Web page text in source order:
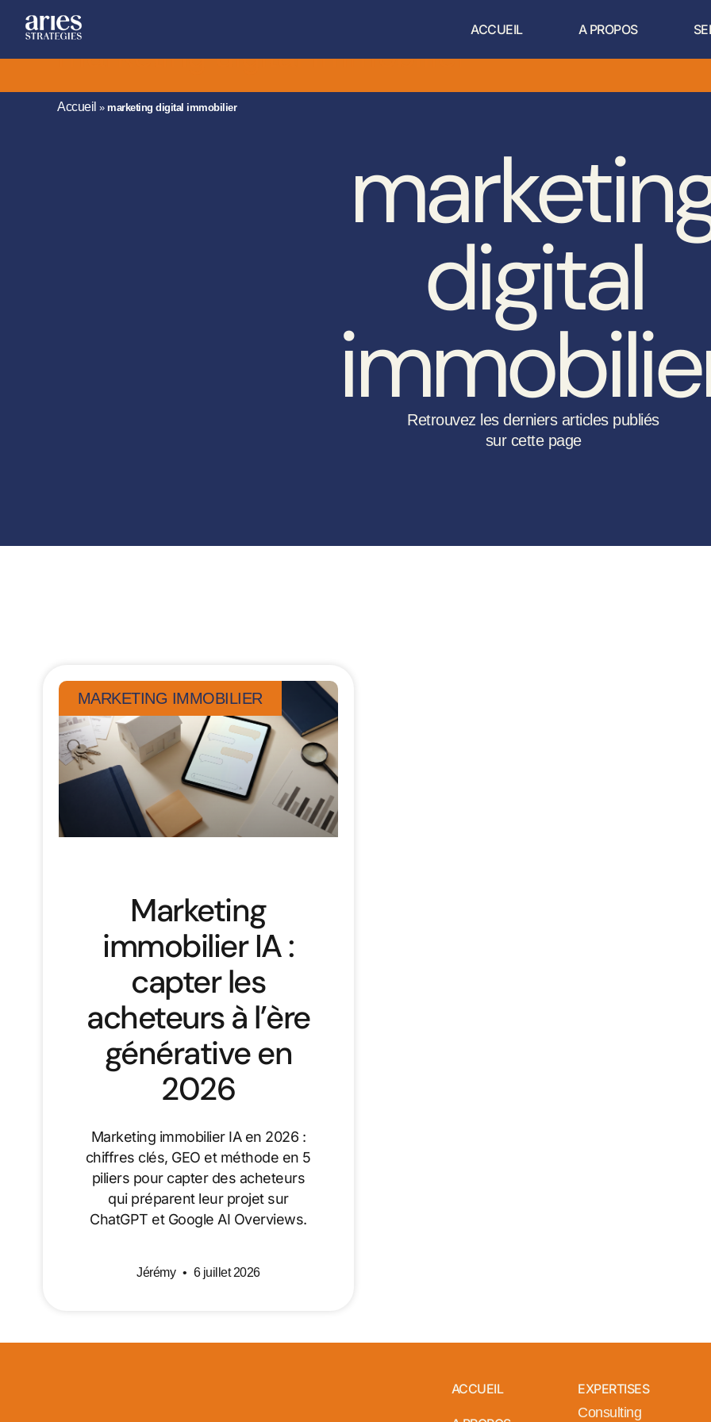
ACCUEIL A PROPOS
marketing digital immobilier
Accueil » marketing digital immobilier
digital
Retrouvez les derniers articles publiés
sur cette page
MARKETING IMMOBILIER
Marketing
immobilier IA :
capter les
acheteurs à l’ère
générative en
2026
Marketing immobilier IA en 2026 :
chiffres clés, GEO et méthode en 5
piliers pour capter des acheteurs
qui préparent leur projet sur
ChatGPT et Google AI Overviews.
Jérémy 6 juillet 2026
ACCUEIL
EXPERTISES
Consulting